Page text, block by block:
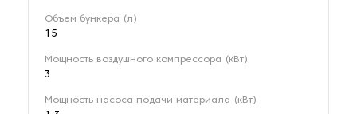
Объем бункера (л)
15
Мощность воздушного компрессора (кВт)
3
Мощность насоса подачи материала (кВт)